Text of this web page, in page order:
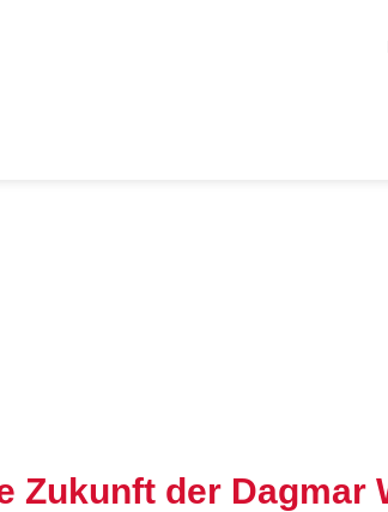
Zukunft der Dagmar